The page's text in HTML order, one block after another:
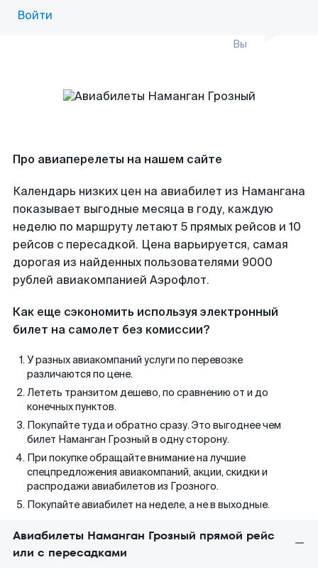
Войти
Вы
Про авиаперелеты на нашем сайте
Календарь низких цен на авиабилет из Намангана
показывает выгодные месяца в году, каждую
неделю по маршруту летают 5 прямых рейсов и 10
рейсов с пересадкой. Цена варьируется, самая
дорогая из найденных пользователями 9000
рублей авиакомпанией Аэрофлот.
Как еще сэкономить используя электронный
билет на самолет без комиссии?
У разных авиакомпаний услуги по перевозке
различаются по цене.
Лететь транзитом дешево, по сравнению от и до
конечных пунктов.
Покупайте туда и обратно сразу. Это выгоднее чем
билет Наманган Грозный в одну сторону.
При покупке обращайте внимание на лучшие
спецпредложения авиакомпаний, акции, скидки и
распродажи авиабилетов из Грозного.
Покупайте авиабилет на неделе, а не в выходные.
Авиабилеты Наманган Грозный прямой рейс
или с пересадками